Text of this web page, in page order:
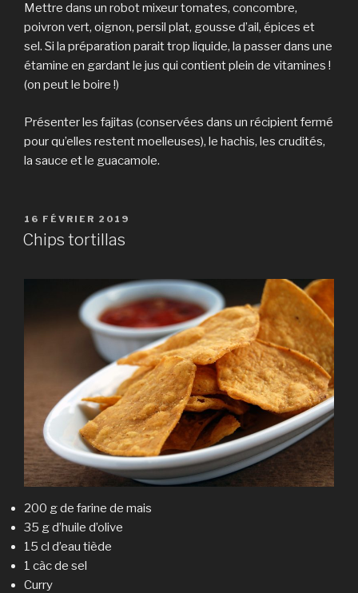
Mettre dans un robot mixeur tomates, concombre,
poivron vert, oignon, persil plat, gousse d’ail, épices et
sel. Si la préparation parait trop liquide, la passer dans une
étamine en gardant le jus qui contient plein de vitamines !
(on peut le boire !)
Présenter les fajitas (conservées dans un récipient fermé
pour qu’elles restent moelleuses), le hachis, les crudités,
la sauce et le guacamole.
PUBLIÉ
LE
16 FÉVRIER 2019
Chips tortillas
200 g de farine de mais
35 g d’huile d’olive
15 cl d’eau tiède
1 càc de sel
Curry